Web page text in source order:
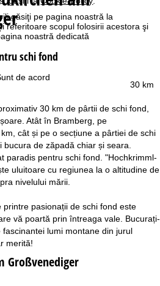
găsiţi pe pagina noastră la
referitoare scopul folosirii acestora şi
noastră dedicată
de acord
schi fond
30 km
30 km de pârtii de schi fond,
Atât în Bramberg, pe
cât și pe o secțiune a pârtiei de schi
de zăpadă chiar și seara.
paradis pentru schi fond. "Hochkrimml-
uluitoare cu regiunea la o altitudine de
nivelului mării.
pasionații de schi fond este
vă poartă prin întreaga vale. Bucurați-
lumi montane din jurul
merită!
Großvenediger